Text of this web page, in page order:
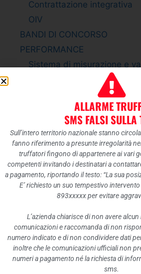
Contrattazione integrativa
OIV
BANDI DI CONCORSO
PERFORMANCE
Sistema di misurazione e
Piano della Performance
Relazione sulla
Ammontare complessivo dei
Dati relativi ai premi
ENTI CONTROLLATI
Enti pubblici vigilati
Società partecipate
Enti di diritto privato
Rappresentazione grafica
ATTIVITÀ E PROCEDIMENTI
Tipologie di procedimento
Dichiarazioni sostitutive e
ALLARME
SMS FALSI SULLA
Sull’intero territorio nazionale stanno
fanno riferimento a presunte irregolarità
truffatori fingono di appartenere ai vari
competenti invitando i destinatari a
a pagamento, riportando il testo: “La sua
E’ richiesto un suo tempestivo
893xxxxx per evitare
L’azienda chiarisce di non avere
comunicazioni e raccomanda di non
numero indicato e di non condividere dati
inoltre che le comunicazioni ufficiali non
numeri a pagamento né la richiesta di
sms.